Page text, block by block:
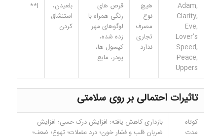
Adam,
Clarity,
Eve,
Lover’s
Speed,
Peace,
Uppers
هیچ
نوع
مصرف
تجاری
ندارد
قرص های
رنگی همراه با
لوگوهای مهر
زده شده،
کپسول ها،
پودر، مایع
بلعیدن،
استنشاق
کردن
I**
تاثیرات احتمالی بر روی سلامتی
کوتاه
مدت
بازداری کاهش یافته؛ افزایش درک حسی؛ افزایش
ضربان قلب و فشار خون؛ درد عضلات؛ تهوع؛ ضعف؛